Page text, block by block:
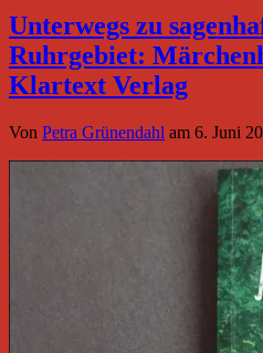
Unterwegs zu
Ruhrgebiet:
Klartext Verlag
Von Petra Grünendahl am 6. Juni